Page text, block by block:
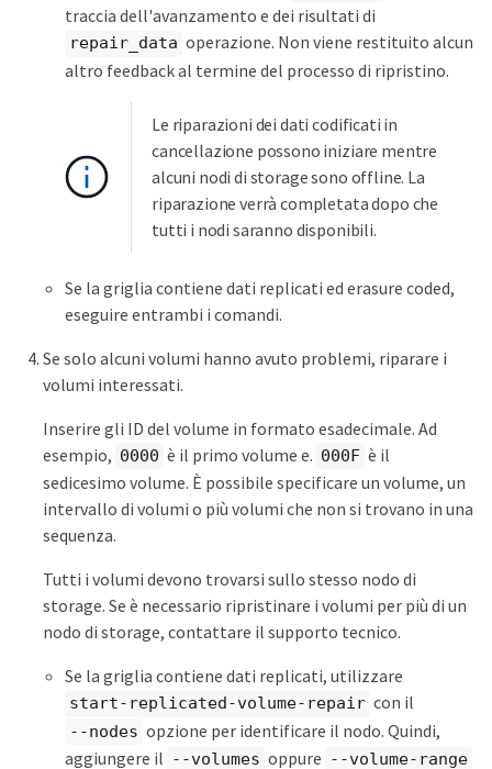
traccia dell'avanzamento e dei risultati di
repair_data operazione. Non viene restituito alcun
altro feedback al termine del processo di ripristino.
Le riparazioni dei dati codificati in
cancellazione possono iniziare mentre
alcuni nodi di storage sono offline. La
riparazione verrà completata dopo che
tutti i nodi saranno disponibili.
Se la griglia contiene dati replicati ed erasure coded,
eseguire entrambi i comandi.
Se solo alcuni volumi hanno avuto problemi, riparare i
volumi interessati.
Inserire gli ID del volume in formato esadecimale. Ad
esempio, 0000 è il primo volume e. 000F è il
sedicesimo volume. È possibile specificare un volume, un
intervallo di volumi o più volumi che non si trovano in una
sequenza.
Tutti i volumi devono trovarsi sullo stesso nodo di
storage. Se è necessario ripristinare i volumi per più di un
nodo di storage, contattare il supporto tecnico.
Se la griglia contiene dati replicati, utilizzare
start-replicated-volume-repair con il
--nodes opzione per identificare il nodo. Quindi,
aggiungere il --volumes oppure --volume-range